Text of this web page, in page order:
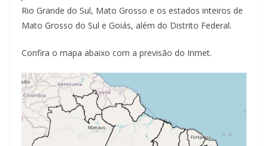
Rio Grande do Sul, Mato Grosso e os estados inteiros de
Mato Grosso do Sul e Goiás, além do Distrito Federal.
Confira o mapa abaixo com a previsão do Inmet.